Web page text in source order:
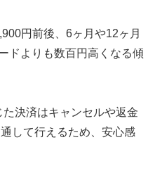
円前後、6ヶ月や12ヶ月
ドよりも数百円高くなる傾
決済はキャンセルや返金
して行えるため、安心感